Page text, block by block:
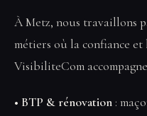
À Metz, nous travaillons
métiers où la confiance
VisibiliteCom
• BTP & rénovation :